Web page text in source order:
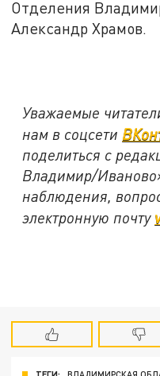
Отделения
Александр Храмов.
Уважаемые
нам в соцсети
поделиться с
Владимир/
наблюдения,
электронную почту
ТЕГИ: ВЛАДИМИРСКАЯ